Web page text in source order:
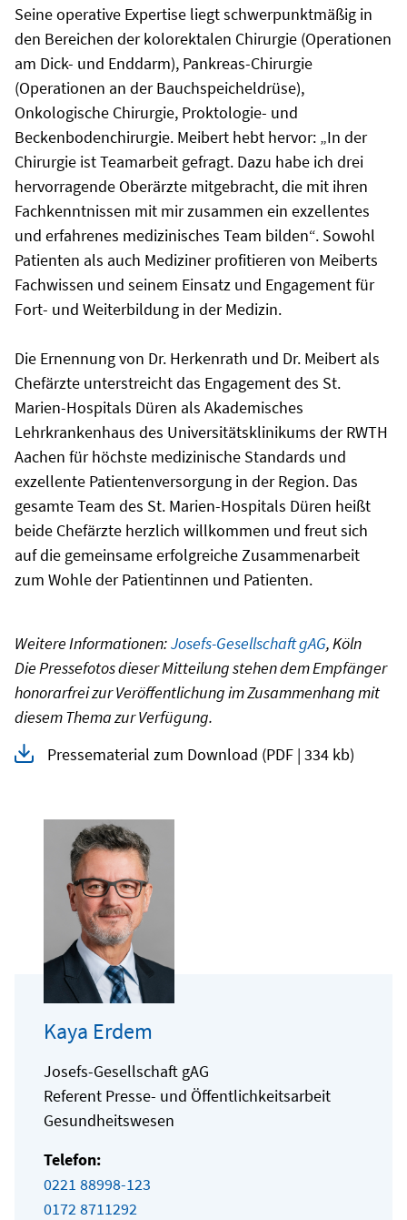
Kaya Erdem
Josefs-Gesellschaft gAG
Referent Presse- und Öffentlichkeitsarbeit
Gesundheitswesen
Telefon:
0221 88998-123
0172 8711292
Seine operative Expertise liegt schwerpunktmäßig in
den Bereichen der kolorektalen Chirurgie (Operationen
am Dick- und Enddarm), Pankreas-Chirurgie
(Operationen an der Bauchspeicheldrüse),
Onkologische Chirurgie, Proktologie- und
Beckenbodenchirurgie. Meibert hebt hervor: „In der
Chirurgie ist Teamarbeit gefragt. Dazu habe ich drei
hervorragende Oberärzte mitgebracht, die mit ihren
Fachkenntnissen mit mir zusammen ein exzellentes
und erfahrenes medizinisches Team bilden“. Sowohl
Patienten als auch Mediziner profitieren von Meiberts
Fachwissen und seinem Einsatz und Engagement für
Fort- und Weiterbildung in der Medizin.
Die Ernennung von Dr. Herkenrath und Dr. Meibert als
Chefärzte unterstreicht das Engagement des St.
Marien-Hospitals Düren als Akademisches
Lehrkrankenhaus des Universitätsklinikums der RWTH
Aachen für höchste medizinische Standards und
exzellente Patientenversorgung in der Region. Das
gesamte Team des St. Marien-Hospitals Düren heißt
beide Chefärzte herzlich willkommen und freut sich
auf die gemeinsame erfolgreiche Zusammenarbeit
zum Wohle der Patientinnen und Patienten.
Weitere Informationen:Josefs-Gesellschaft gAG, Köln
Die Pressefotos dieser Mitteilung stehen dem Empfänger
honorarfrei zur Veröffentlichung im Zusammenhang mit
diesem Thema zur Verfügung.
Pressematerial zum Download (PDF | 334 kb)